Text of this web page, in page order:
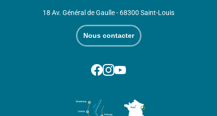
18 Av. Général de Gaulle - 68300 Saint-Louis
Nous contacter
Suivez-nous sur Facebook
Suivez-nous sur Instagram
Suivez-nous sur Youtube